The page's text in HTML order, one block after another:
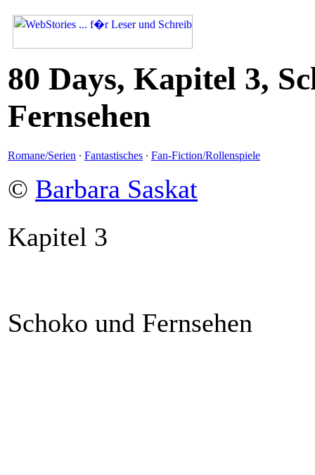
80 Days, Kapitel 3,
Fernsehen
Romane/Serien · Fantastisches · Fan-Fiction/Rollenspiele
© Barbara Saskat
Kapitel 3
Schoko und Fernsehen